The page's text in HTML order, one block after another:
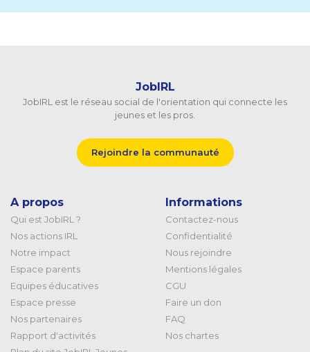
JobIRL
JobIRL est le réseau social de l'orientation qui connecte les
jeunes et les pros.
Rejoindre la communauté
A propos
Qui est JobIRL ?
Nos actions IRL
Notre impact
Espace parents
Equipes éducatives
Espace presse
Nos partenaires
Rapport d'activités
Informations
Contactez-nous
Confidentialité
Nous rejoindre
Mentions légales
CGU
Faire un don
FAQ
Nos chartes